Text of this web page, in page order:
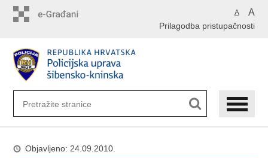
A A
Prilagodba pristupačnosti
Objavljeno: 24.09.2010.